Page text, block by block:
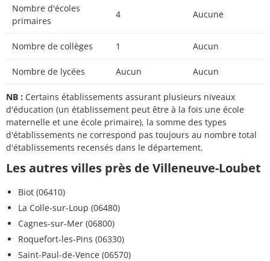
Nombre d'écoles
primaires
4 Aucune
Nombre de collèges 1 Aucun
Nombre de lycées Aucun Aucun
NB : Certains établissements assurant plusieurs niveaux
d'éducation (un établissement peut être à la fois une école
maternelle et une école primaire), la somme des types
d'établissements ne correspond pas toujours au nombre total
d'établissements recensés dans le département.
Les autres villes près de Villeneuve-Loubet
Biot (06410)
La Colle-sur-Loup (06480)
Cagnes-sur-Mer (06800)
Roquefort-les-Pins (06330)
Saint-Paul-de-Vence (06570)